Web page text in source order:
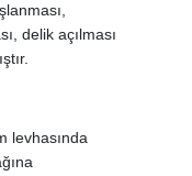
delik açılması
levhasında